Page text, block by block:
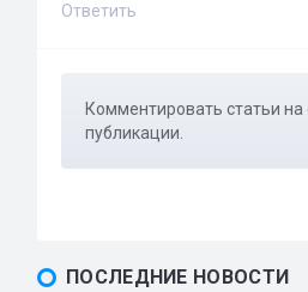
Ответить
Комментировать статьи
публикации.
ПОСЛЕДНИЕ НОВОСТИ